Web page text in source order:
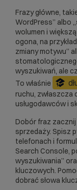
Frazy główne,
WordPress” albo
wolumen i
ogona, na
zmiany motywu”
wyszukiwań, ale
To właśnie
ruchu, zwłaszcza
usługodawców i
Dobór fraz zacznij
sprzedaży. Spisz
telefonach i
Search Console,
wyszukiwania”
kluczowych.
dobrać słowa